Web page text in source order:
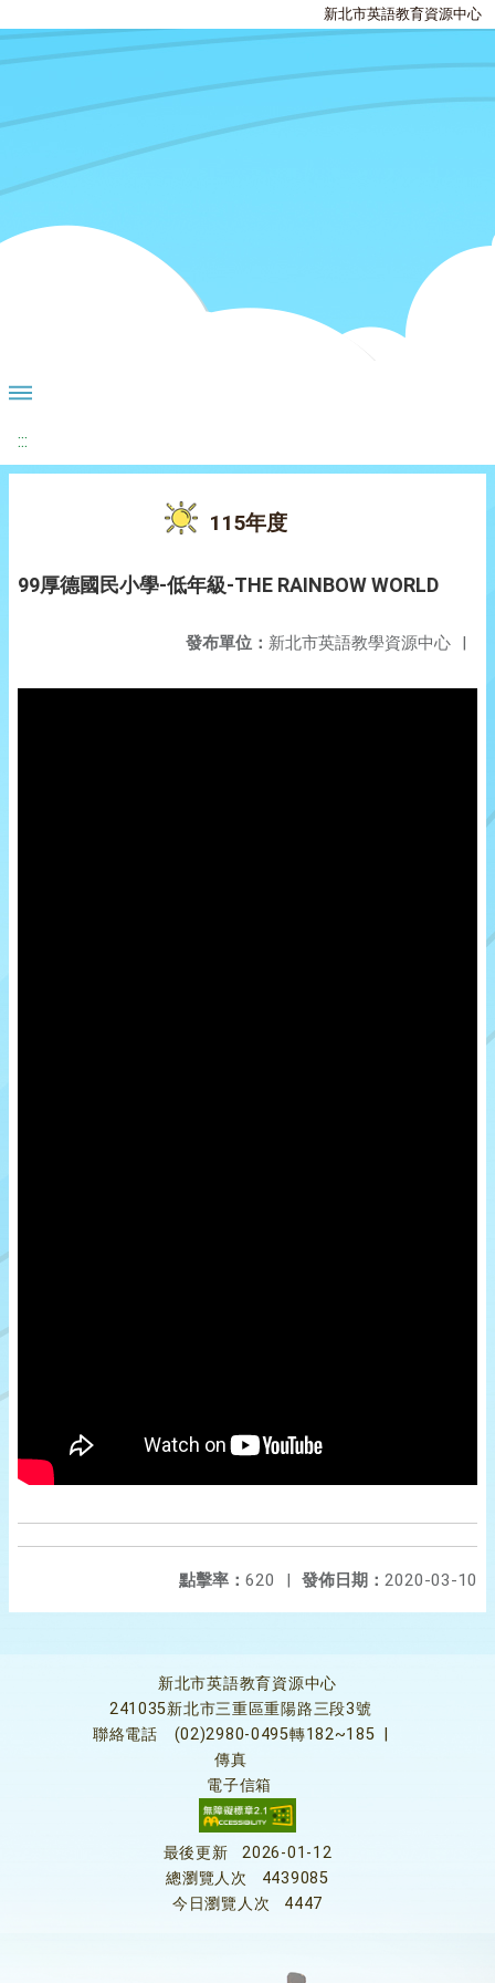
新北市英語教育資源中心
:::
115年度
99厚德國民小學-低年級-THE RAINBOW WORLD
發布單位： 新北市英語教學資源中心 |
發佈日期： 2020-03-10
點擊率： 620 |
新北市英語教育資源中心
241035新北市三重區重陽路三段3號
聯絡電話
(02)2980-0495轉182~185
傳真
電子信箱
最後更新
2026-01-12
總瀏覽人次
4439085
今日瀏覽人次
4447